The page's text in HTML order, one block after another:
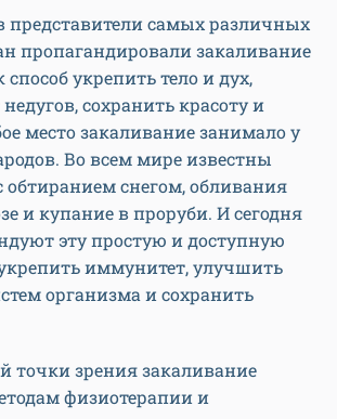
представители самых различных
пропагандировали закаливание
укрепить тело и дух,
сохранить красоту и
место закаливание занимало у
Во всем мире известны
обтиранием снегом, обливания
и купание в проруби. И сегодня
эту простую и доступную
иммунитет, улучшить
организма и сохранить
точки зрения закаливание
физиотерапии и